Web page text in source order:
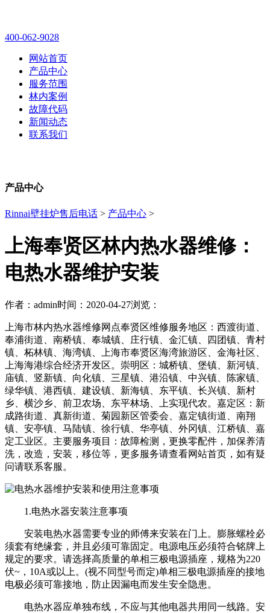
400-062-9028
网站首页
产品中心
服务范围
林内案例
故障代码
新闻动态
联系我们
产品中心
Rinnai壁挂炉售后电话 > 产品中心 >
上海奉贤区林内热水器维修：
电热水器维护安装
作者：admin时间：2020-04-27浏览：
上海市林内热水器维修网点奉贤区维修服务地区：西渡街道、
奉浦街道、南桥镇、奉城镇、庄行镇、金汇镇、四团镇、青村
镇、柘林镇、海湾镇、上海市奉贤区海湾旅游区、金海社区、
上海海港综合经济开发区。崇明区：城桥镇、堡镇、新河镇、
庙镇、竖新镇、向化镇、三星镇、港沿镇、中兴镇、陈家镇、
绿华镇、港西镇、建设镇、新海镇、东平镇、长兴镇、新村
乡、横沙乡、前卫农场、东平林场、上实现代农。嘉定区：新
成路街道、真新街道、菊园新区管委会、嘉定镇街道、南翔
镇、安亭镇、马陆镇、徐行镇、华亭镇、外冈镇、江桥镇、嘉
定工业区。主要服务项目：故障检测，更换零配件，加保养清
洗，改造，安装，移位等，更多服务请查看网站首页，如有疑
问请联系客服。
1.电热水器安装注意事项
安装电热水器需要专业的师傅来安装在门上。膨胀螺栓必
须套有绝缘套，并且必须可靠固定。电源电压必须符合铭牌上
规定的要求。请选择高质量的单相三极电源插座，规格为220
伏~，10A或以上。(视不同型号而定)单相三极电源插座的接地
电极必须可靠接地，防止因漏电而发生安全隐患。
电热水器应单独布线，不应与其他电器共用同一线路。安